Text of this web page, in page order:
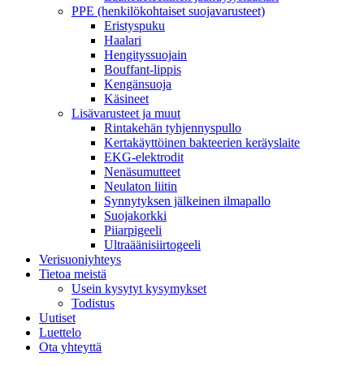
PPE (henkilökohtaiset suojavarusteet)
Eristyspuku
Haalari
Hengityssuojain
Bouffant-lippis
Kengänsuoja
Käsineet
Lisävarusteet ja muut
Rintakehän tyhjennyspullo
Kertakäyttöinen bakteerien keräyslaite
EKG-elektrodit
Nenäsumutteet
Neulaton liitin
Synnytyksen jälkeinen ilmapallo
Suojakorkki
Piiarpigeeli
Ultraäänisiirtogeeli
Verisuoniyhteys
Tietoa meistä
Usein kysytyt kysymykset
Todistus
Uutiset
Luettelo
Ota yhteyttä